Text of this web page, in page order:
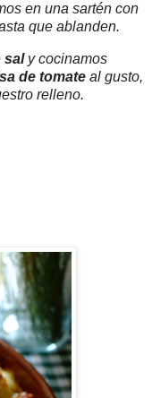
en una sartén con
que ablanden.
saly cocinamos
de tomate al gusto,
relleno.